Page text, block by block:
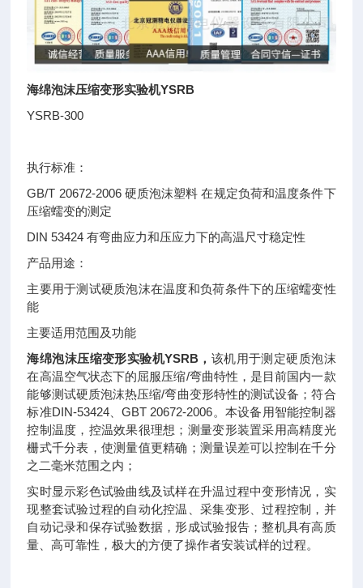
海绵泡沫压缩变形实验机YSRB
YSRB-300
执行标准：
GB/T 20672-2006 硬质泡沫塑料 在规定负荷和温度条件下
压缩蠕变的测定
DIN 53424 有弯曲应力和压应力下的高温尺寸稳定性
产品用途：
主要用于测试硬质泡沫在温度和负荷条件下的压缩蠕变性
能
主要适用范围及功能
海绵泡沫压缩变形实验机YSRB ， 该机用于测定硬质泡沫
在高温空气状态下的屈服压缩/弯曲特性，是目前国内一款
能够测试硬质泡沫热压缩/弯曲变形特性的测试设备；符合
标准DIN-53424、GBT 20672-2006。本设备用智能控制器
控制温度，控温效果很理想；测量变形装置采用高精度光
栅式千分表，使测量值更精确；测量误差可以控制在千分
之二毫米范围之内；
实时显示彩色试验曲线及试样在升温过程中变形情况，实
现整套试验过程的自动化控温、采集变形、过程控制，并
自动记录和保存试验数据，形成试验报告；整机具有高质
量、高可靠性，极大的方便了操作者安装试样的过程。